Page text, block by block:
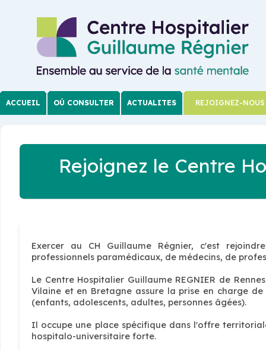
ACCUEIL OÚ CONSULTER ACTUALITES REJOIGNEZ-NOUS
Rejoignez le Centre
Exercer au CH Guillaume Régnier, c'est
professionnels paramédicaux, de médecins, de
Le Centre Hospitalier Guillaume REGNIER de
Vilaine et en Bretagne assure la prise en charge
(enfants, adolescents, adultes, personnes âgées).
Il occupe une place spécifique dans l'offre
hospitalo-universitaire forte.